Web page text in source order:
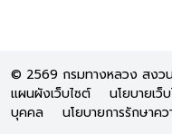
© 2569 กรมทางหลวง สงว
แผนผังเว็บไซต์
นโยบายเว็
บุคคล
นโยบายการรักษาค